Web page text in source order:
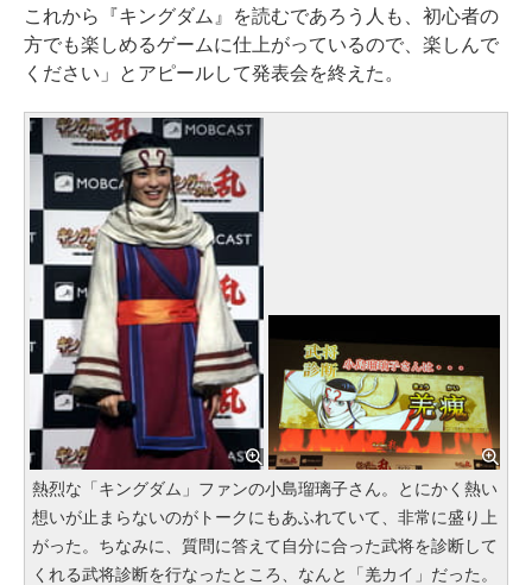
これから『キングダム』を読むであろう人も、初心者の
方でも楽しめるゲームに仕上がっているので、楽しんで
ください」とアピールして発表会を終えた。
熱烈な「キングダム」ファンの小島瑠璃子さん。とにかく熱い
想いが止まらないのがトークにもあふれていて、非常に盛り上
がった。ちなみに、質問に答えて自分に合った武将を診断して
くれる武将診断を行なったところ、なんと「羌カイ」だった。